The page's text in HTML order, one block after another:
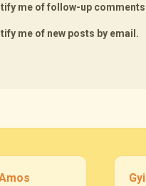
me of follow-up
me of new posts by email.